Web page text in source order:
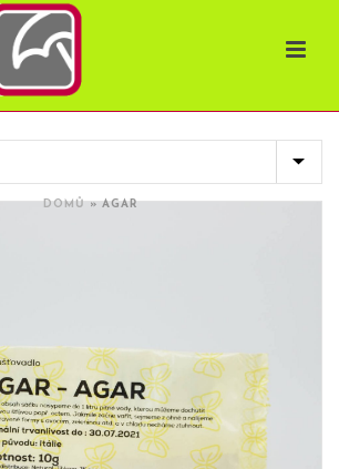
DOMŮ»AGAR